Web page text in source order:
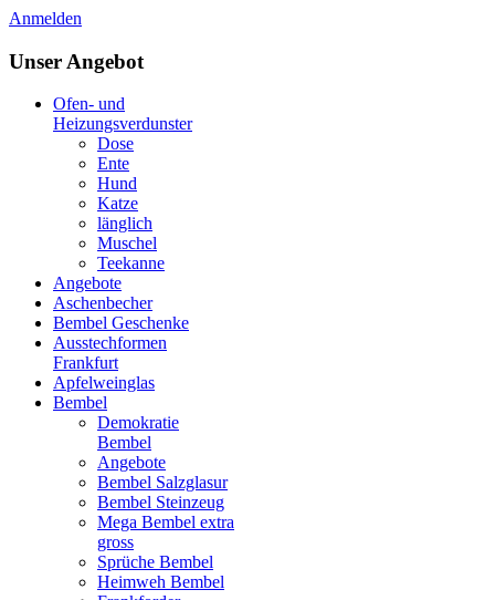
Anmelden
Unser Angebot
Ofen- und
Heizungsverdunster
Dose
Ente
Hund
Katze
länglich
Muschel
Teekanne
Angebote
Aschenbecher
Bembel Geschenke
Ausstechformen
Frankfurt
Apfelweinglas
Bembel
Demokratie
Bembel
Angebote
Bembel Salzglasur
Bembel Steinzeug
Mega Bembel extra
gross
Sprüche Bembel
Heimweh Bembel